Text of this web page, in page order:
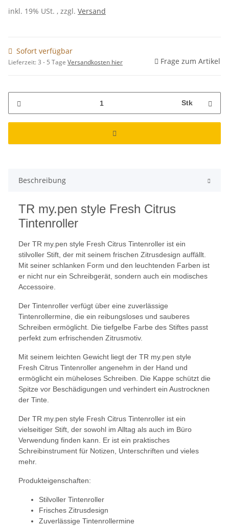
inkl. 19% USt. , zzgl. Versand
Sofort verfügbar
Lieferzeit:3 - 5 Tage Versandkosten hier Frage zum Artikel
Stk
Beschreibung
TR my.pen style Fresh Citrus
Tintenroller
Der TR my.pen style Fresh Citrus Tintenroller ist ein
stilvoller Stift, der mit seinem frischen Zitrusdesign auffällt.
Mit seiner schlanken Form und den leuchtenden Farben ist
er nicht nur ein Schreibgerät, sondern auch ein modisches
Accessoire.
Der Tintenroller verfügt über eine zuverlässige
Tintenrollermine, die ein reibungsloses und sauberes
Schreiben ermöglicht. Die tiefgelbe Farbe des Stiftes passt
perfekt zum erfrischenden Zitrusmotiv.
Mit seinem leichten Gewicht liegt der TR my.pen style
Fresh Citrus Tintenroller angenehm in der Hand und
ermöglicht ein müheloses Schreiben. Die Kappe schützt die
Spitze vor Beschädigungen und verhindert ein Austrocknen
der Tinte.
Der TR my.pen style Fresh Citrus Tintenroller ist ein
vielseitiger Stift, der sowohl im Alltag als auch im Büro
Verwendung finden kann. Er ist ein praktisches
Schreibinstrument für Notizen, Unterschriften und vieles
mehr.
Produkteigenschaften:
Stilvoller Tintenroller
Frisches Zitrusdesign
Zuverlässige Tintenrollermine